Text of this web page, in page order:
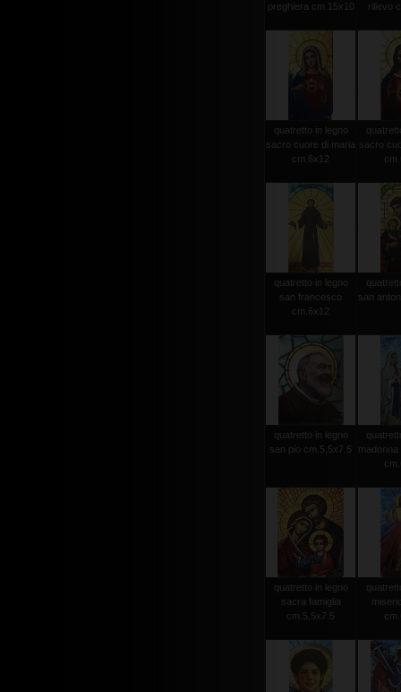
preghiera cm.15x10
rilievo
quatretto in legno
sacro cuore di maria
cm.6x12
sacro
quatretto in legno
san francesco
cm.6x12
san
quatretto in legno
san pio cm.5,5x7.5
madonna
quatretto in legno
sacra famiglia
cm.5,5x7.5